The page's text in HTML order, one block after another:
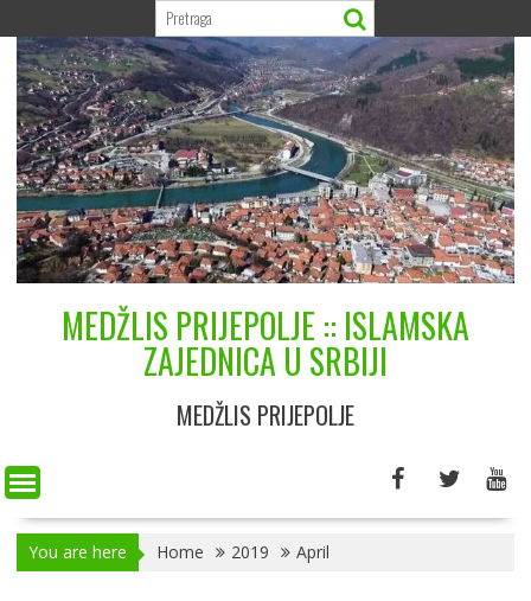
to
content
MEDŽLIS PRIJEPOLJE :: ISLAMSKA
ZAJEDNICA U SRBIJI
MEDŽLIS PRIJEPOLJE
You are here Home 2019 April